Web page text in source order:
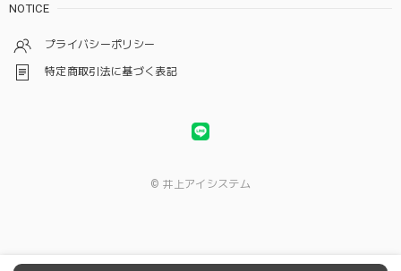
NOTICE
プライバシーポリシー
特定商取引法に基づく表記
© 井上アイシステム